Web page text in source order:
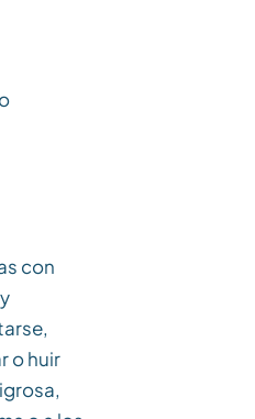
con
o huir